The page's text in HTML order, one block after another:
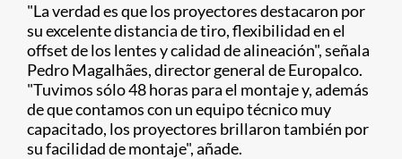
"La verdad es que los proyectores destacaron por
su excelente distancia de tiro, flexibilidad en el
offset de los lentes y calidad de alineación", señala
Pedro Magalhães, director general de Europalco.
"Tuvimos sólo 48 horas para el montaje y, además
de que contamos con un equipo técnico muy
capacitado, los proyectores brillaron también por
su facilidad de montaje", añade.